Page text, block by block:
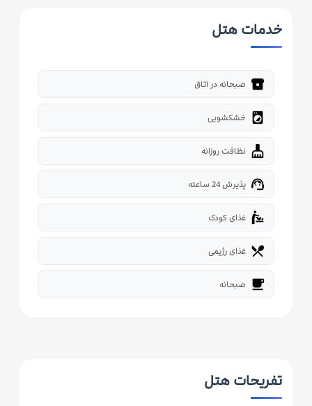
خدمات هتل
breakfast_dining صبحانه در اتاق
local_laundry_service خشکشویی
cleaning_services نظافت روزانه
support_agent پذیرش 24 ساعته
baby_changing_station غذای کودک
restaurant_menu غذای رژیمی
free_breakfast صبحانه
تفریحات هتل